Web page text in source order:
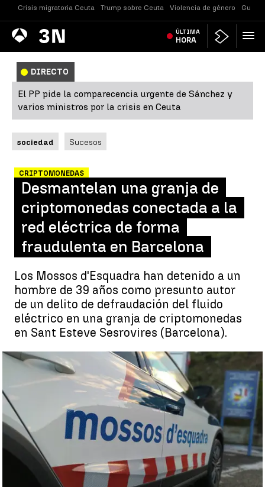
Crisis migratoria Ceuta Trump sobre Ceuta Violencia de género
Antena
3 Noticias ÚLTIMA
HORA
DIRECTO
El PP pide la comparecencia urgente de Sánchez y
varios ministros por la crisis en Ceuta
sociedad Sucesos
CRIPTOMONEDAS
Desmantelan una granja de
criptomonedas conectada a la
red eléctrica de forma
fraudulenta en Barcelona
Los Mossos d'Esquadra han detenido a un
hombre de 39 años como presunto autor
de un delito de defraudación del fluido
eléctrico en una granja de criptomonedas
en Sant Esteve Sesrovires (Barcelona).